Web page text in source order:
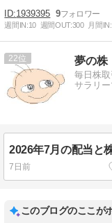
1939395 9
週間IN:10 週間OUT:300 月間IN:
22 夢の株
毎日株
サラリ
2026年7月の配当と
7日前
このブログのここが